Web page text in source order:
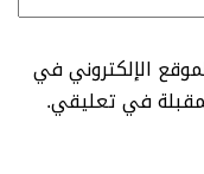
الإلكتروني في
في تعليقي.